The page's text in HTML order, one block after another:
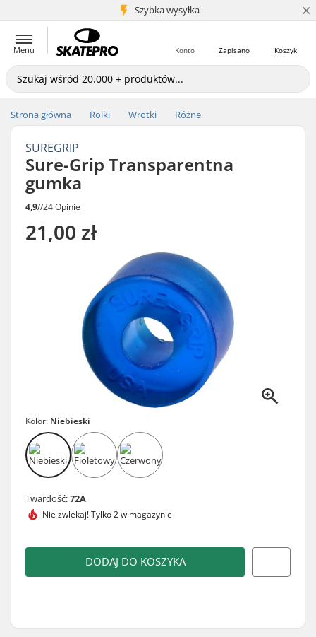
Szybka wysyłka
5+ mln klientów ×
Menu Koszyk
Zapisano
Konto
Strona główna Rolki Wrotki Różne
SUREGRIP
Sure-Grip Transparentna
gumka
4,9//24 Opinie
21,00 zł
Kolor: Niebieski
Twardość:72A
Nie zwlekaj!Tylko 2 w magazynie
DODAJ DO KOSZYKA